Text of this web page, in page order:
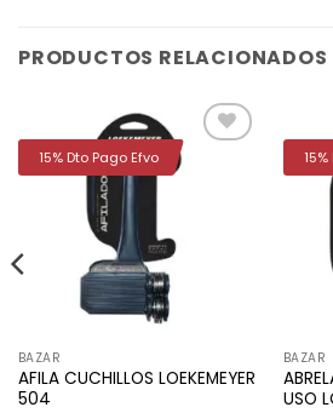
PRODUCTOS RELACIONADOS
BAZAR
AFILA CUCHILLOS LOEKEMEYER
504
15% Dto Pago Efvo
BAZAR
USO